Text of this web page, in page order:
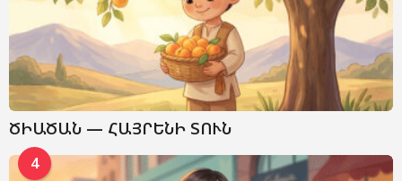
ԾԻԱԾԱՆ — ՀԱՅՐԵՆԻ ՏՈՒՆ
4